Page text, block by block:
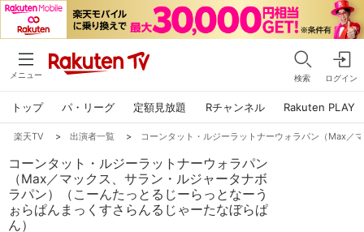
メニュー 検索 ログイン
トップ パ・リーグ 定額見放題 Rチャンネル Rakuten PLAY
楽天TV > 出演者一覧 > コーンタット・ルジーラットナーウォラパン（Max／
コーンタット・ルジーラットナーウォラパン
（Max／マックス、サラン・ルジャータナボ
ラパン）（こーんたっとるじーらっとなーう
ぉらぱんまっくすさらんるじゃーたなぼらぱ
ん）